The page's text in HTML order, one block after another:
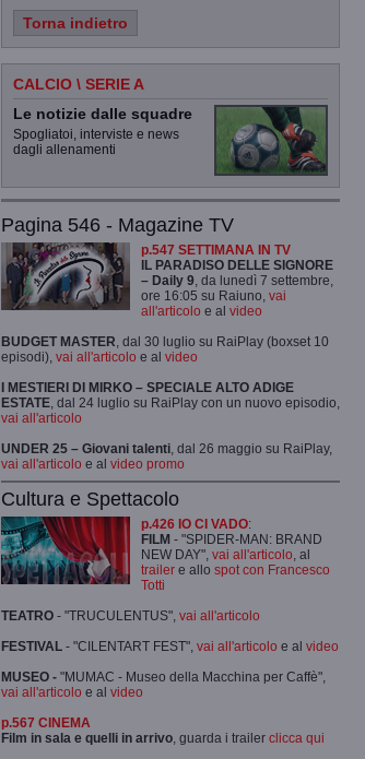
Torna indietro
CALCIO \ SERIE A
Le notizie dalle squadre
Spogliatoi, interviste e news
dagli allenamenti
Pagina 546 - Magazine TV
p.547 SETTIMANA IN TV
IL PARADISO DELLE SIGNORE
– Daily 9 , da lunedì 7 settembre,
ore 16:05 su Raiuno, vai
all'articolo e al video
BUDGET MASTER , dal 30 luglio su RaiPlay (boxset 10
episodi), vai all'articolo e al video
I MESTIERI DI MIRKO – SPECIALE ALTO ADIGE
ESTATE , dal 24 luglio su RaiPlay con un nuovo episodio,
vai all'articolo
UNDER 25 – Giovani talenti , dal 26 maggio su RaiPlay,
vai all'articolo e al video promo
Cultura e Spettacolo
p.426 IO CI VADO:
FILM - "SPIDER-MAN: BRAND
NEW DAY", vai all'articolo , al
trailer e allo spot con Francesco
Totti
TEATRO - "TRUCULENTUS", vai all'articolo
FESTIVAL - "CILENTART FEST", vai all'articolo e al video
MUSEO - "MUMAC - Museo della Macchina per Caffè",
vai all'articolo e al video
p.567 CINEMA
Film in sala e quelli in arrivo , guarda i trailer clicca qui